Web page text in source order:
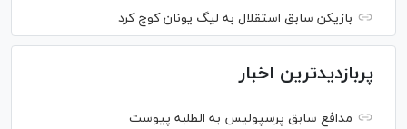
بازیکن سابق استقلال به لیگ یونان کوچ کرد
پربازدیدترین اخبار
مدافع سابق پرسپولیس به الطلبه پیوست